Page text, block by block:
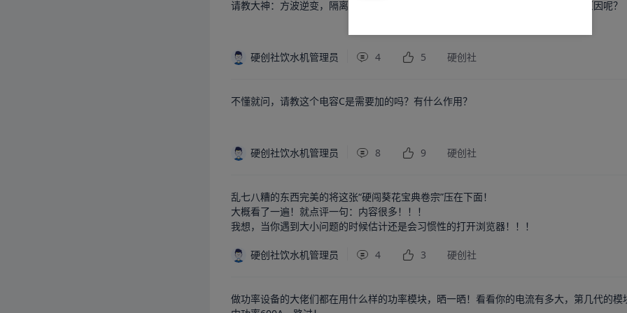
请教大神：方波逆变，隔离变次级输出电压滞后于初级，并且宽度较初级窄是什么原因呢？
硬创社饮水机管理员 4 5 硬创社
不懂就问，请教这个电容C是需要加的吗？有什么作用？
硬创社饮水机管理员 8 9 硬创社
乱七八糟的东西完美的将这张“硬闯葵花宝典卷宗”压在下面！
大概看了一遍！就点评一句：内容很多！！！
我想，当你遇到大小问题的时候估计还是会习惯性的打开浏览器！！！
硬创社饮水机管理员 4 3 硬创社
做功率设备的大佬们都在用什么样的功率模块，晒一晒！看看你的电流有多大，第几代的模